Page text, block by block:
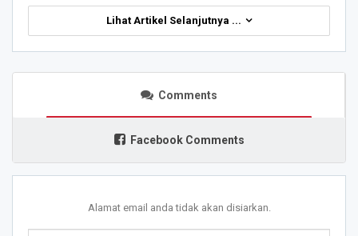
Lihat Artikel Selanjutnya ...
Comments
Facebook Comments
Alamat email anda tidak akan disiarkan.